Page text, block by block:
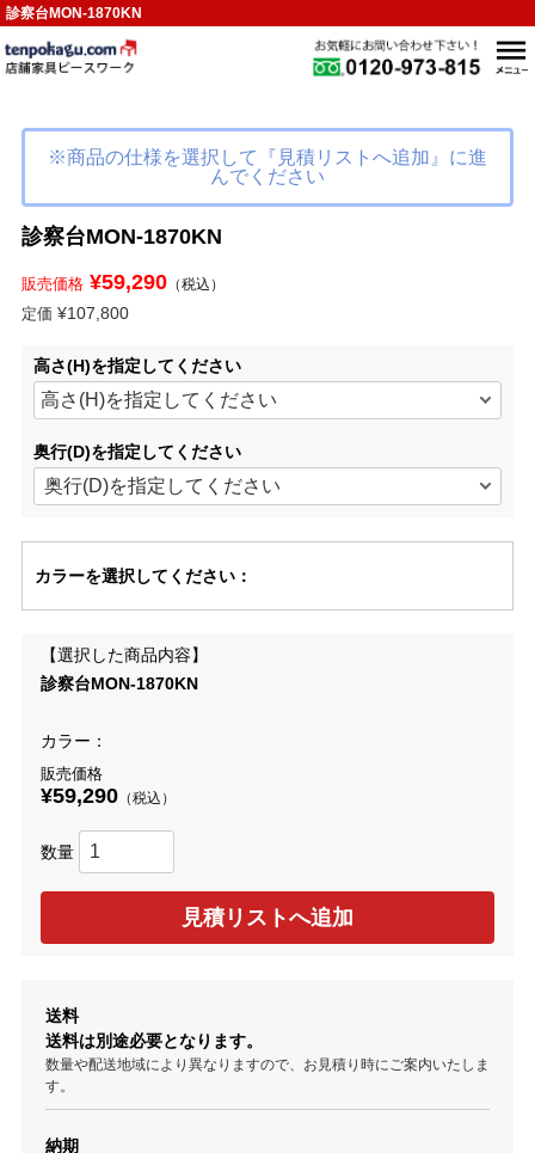
診察台MON-1870KN
※商品の仕様を選択して『見積リストへ追加』に進
んでください
診察台MON-1870KN
販売価格¥59,290（税込）
定価 ¥107,800
高さ(H)を指定してください
奥行(D)を指定してください
カラーを選択してください：
【選択した商品内容】
診察台MON-1870KN
カラー：
販売価格
¥59,290（税込）
数量
送料
送料は別途必要となります。
数量や配送地域により異なりますので、お見積り時にご案内いたしま
す。
納期